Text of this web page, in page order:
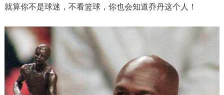
就算你不是球迷，不看篮球，你也会知道乔丹这个人！